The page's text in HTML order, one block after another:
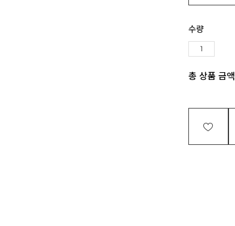
수량
총 상품 금액